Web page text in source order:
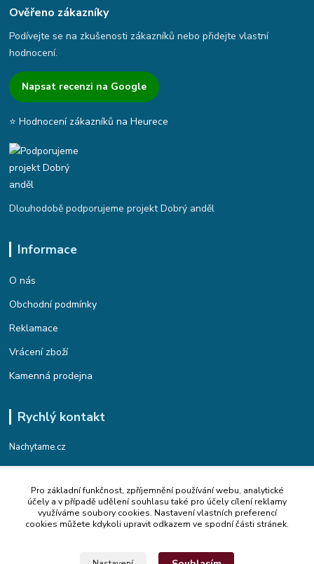
Ověřeno zákazníky
Podívejte se na zkušenosti zákazníků nebo přidejte vlastní
hodnocení.
Napsat recenzi na Google
⭐ Hodnocení zákazníků na Heurece
Dlouhodobě podporujeme projekt Dobrý anděl
Informace
O nás
Obchodní podmínky
Reklamace
Vrácení zboží
Kamenná prodejna
Rychlý kontakt
Nachytame.cz
Telefon : +420 774 912 435
(Po-Pá, 9:00-17:00 hod.)
Email : info@nachytame.cz
Pro základní funkčnost, zpříjemnění používání webu, analytické
účely a v případě udělení souhlasu také pro účely cílení reklamy
využíváme soubory cookies. Nastavení vlastních preferencí
cookies můžete kdykoli upravit odkazem ve spodní části stránek.